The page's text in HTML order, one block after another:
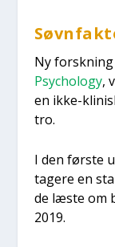
Ny
Psy­cho­lo­gy,
en ikke-
tro.
I den før­ste
ta­ge­re en
de læste om
2019.